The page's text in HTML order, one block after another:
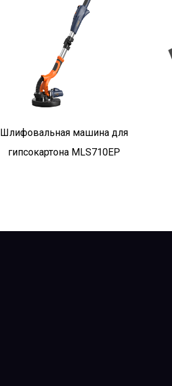
Шлифовальная машина для
гипсокартона MLS710EP